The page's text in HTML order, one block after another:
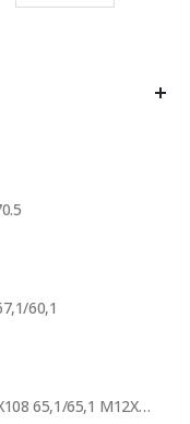
60,1
Adapteris 20 mm 5X108/5X108 65,1/65,1 M12X1,5